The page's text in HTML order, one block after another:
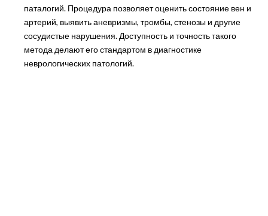
паталогий. Процедура позволяет оценить состояние вен и
артерий, выявить аневризмы, тромбы, стенозы и другие
сосудистые нарушения. Доступность и точность такого
метода делают его стандартом в диагностике
неврологических патологий.